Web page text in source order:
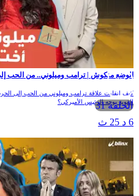
الحلقة 31
الوضع منكوش | ترامب وميلوني.. من الحب إلى
كيف انقلبت علاقة ترامب وميلوني من الحب إلى الحرب
القوية بوجه الرئيس الأميركي؟